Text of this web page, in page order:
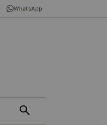
WhatsApp